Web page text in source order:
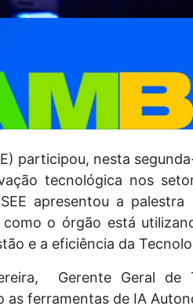
participou, nesta
tecnológica nos
apresentou a
o órgão está
e a eficiência da
Gerente Geral de
as ferramentas de IA